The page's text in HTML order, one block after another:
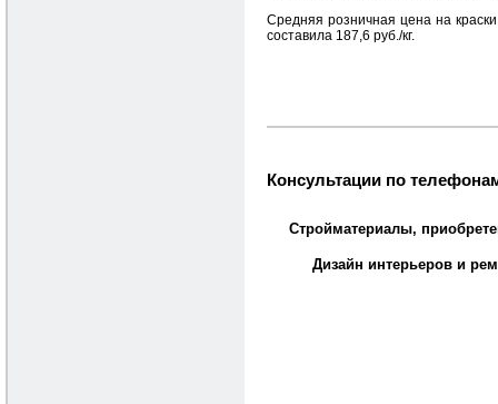
Средняя розничная цена на
составила 187,6 руб./кг.
Консультации по
Стройматериалы,
Дизайн интерьеров и